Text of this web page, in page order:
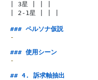
| 3星 | | |
| 2-1星 | | |
### ペルソナ仮説
-
### 使用シーン
-
## 4. 訴求軸抽出